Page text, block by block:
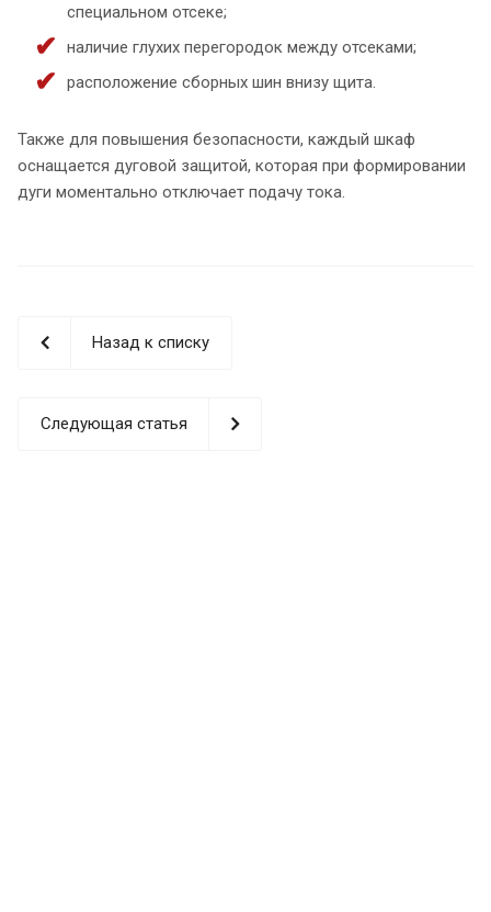
специальном отсеке;
наличие глухих перегородок между отсеками;
расположение сборных шин внизу щита.
Также для повышения безопасности, каждый шкаф
оснащается дуговой защитой, которая при формировании
дуги моментально отключает подачу тока.
Назад к списку
Следующая статья